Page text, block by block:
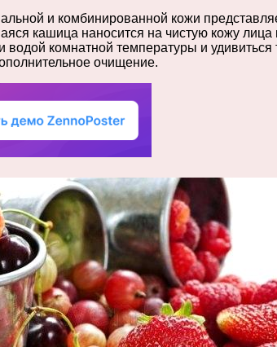
и комбинированной кожи
кашица наносится на чистую кожу
комнатной температуры и удивиться
очищение.